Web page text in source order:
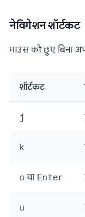
नेविगेशन शॉर्टकट
माउस को छुए बिना
शॉर्टकट
j
k
oया Enter
u